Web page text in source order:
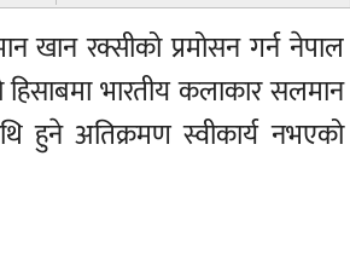
रक्सीको प्रमोसन गर्न नेपाल
भारतीय कलाकार सलमान
हुने अतिक्रमण स्वीकार्य नभएको